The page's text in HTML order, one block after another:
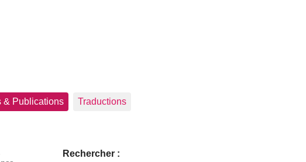
& Publications Traductions
Rechercher :